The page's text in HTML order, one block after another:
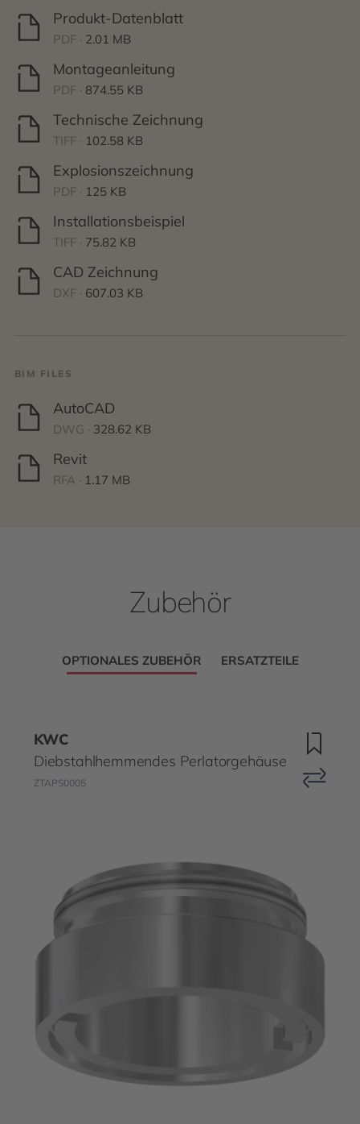
Produkt-Datenblatt
PDF · 2.01 MB
Montageanleitung
PDF · 874.55 KB
Technische Zeichnung
TIFF · 102.58 KB
Explosionszeichnung
PDF · 125 KB
Installationsbeispiel
TIFF · 75.82 KB
CAD Zeichnung
DXF · 607.03 KB
BIM FILES
AutoCAD
DWG · 328.62 KB
Revit
RFA · 1.17 MB
Zubehör
OPTIONALES ZUBEHÖR ERSATZTEILE
KWC
Diebstahlhemmendes Perlatorgehäuse
ZTAPS0005